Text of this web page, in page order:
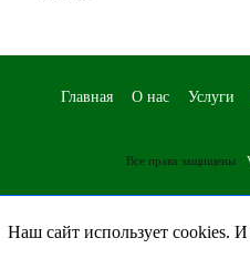
Главная О нас Услуги
Все права защищены
Наш сайт использует cookies.